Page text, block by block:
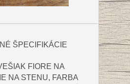
ŠPECIFIKÁCIE
FIORE NA
NA STENU, FARBA